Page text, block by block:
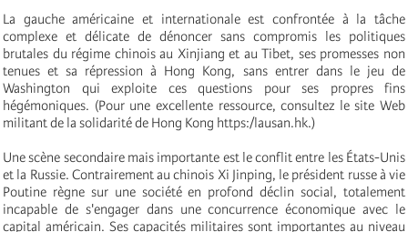
La gauche américaine et internationale est confrontée à la tâche
complexe et délicate de dénoncer sans compromis les politiques
brutales du régime chinois au Xinjiang et au Tibet, ses promesses non
tenues et sa répression à Hong Kong, sans entrer dans le jeu de
Washington qui exploite ces questions pour ses propres fins
hégémoniques. (Pour une excellente ressource, consultez le site Web
militant de la solidarité de Hong Kong https:/lausan.hk.)
Une scène secondaire mais importante est le conflit entre les États-Unis
et la Russie. Contrairement au chinois Xi Jinping, le président russe à vie
Poutine règne sur une société en profond déclin social, totalement
incapable de s'engager dans une concurrence économique avec le
capital américain. Ses capacités militaires sont importantes au niveau